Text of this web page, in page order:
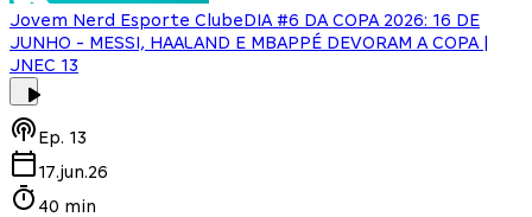
Jovem Nerd Esporte ClubeDIA #6 DA COPA 2026: 16 DE
JUNHO - MESSI, HAALAND E MBAPPÉ DEVORAM A COPA |
JNEC 13
Ep. 13
17.jun.26
40 min